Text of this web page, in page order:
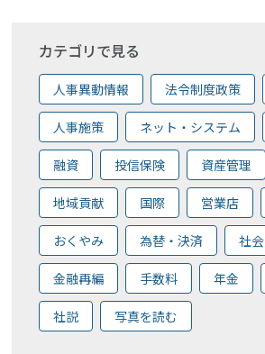
カテゴリで見る
人事異動情報 法令制度政策
人事施策 ネット・システム
融資 投信保険 資産管理
地域貢献 国際 営業店
おくやみ 為替・決済 社会
金融再編 手数料 年金
社説 写真を読む